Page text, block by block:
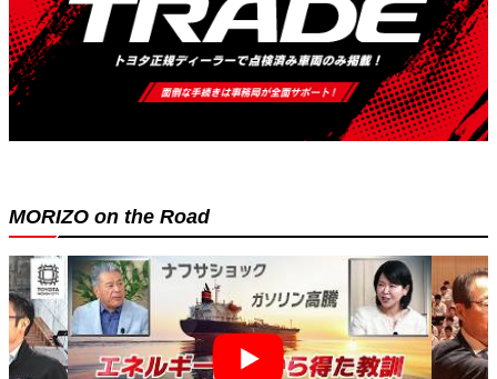
MORIZO on the Road